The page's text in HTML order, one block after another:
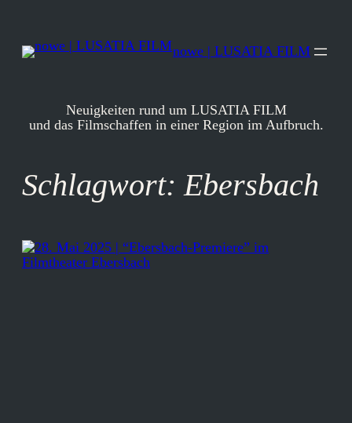
springen
nowe | LUSATIA FILM
Neuigkeiten rund um LUSATIA FILM
und das Filmschaffen in einer Region im Aufbruch.
Schlagwort:Ebersbach